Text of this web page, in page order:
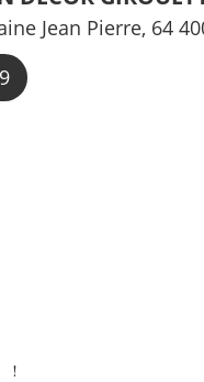
Jean Pierre, 64
!